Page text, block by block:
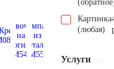
Картинка
(любая)
Услуги